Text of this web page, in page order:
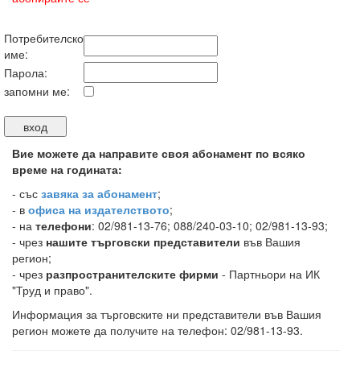
Потребителско
име:
Парола:
запомни ме:
Вие можете да направите своя абонамент по всяко
време на годината:
- със завяка за абонамент;
- в офиса на издателството;
- на телефони: 02/981-13-76; 088/240-03-10; 02/981-13-93;
- чрез нашите търговски представители във Вашия
регион;
- чрез разпространителските фирми - Партньори на ИК
"Труд и право".
Информация за търговските ни представители във Вашия
регион можете да получите на телефон: 02/981-13-93.